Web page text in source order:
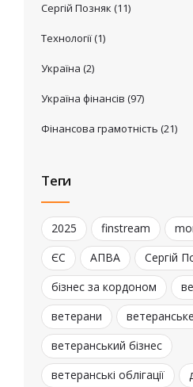
Сергій Позняк (11)
Технології(1)
Україна (2)
Україна фінансів (97)
Фінансова грамотність (21)
Теги
2025 finstream
ЄС
АПВА Сергій
бізнес за кордоном
ветерани
ветеранський бізнес
ветеранські облігації